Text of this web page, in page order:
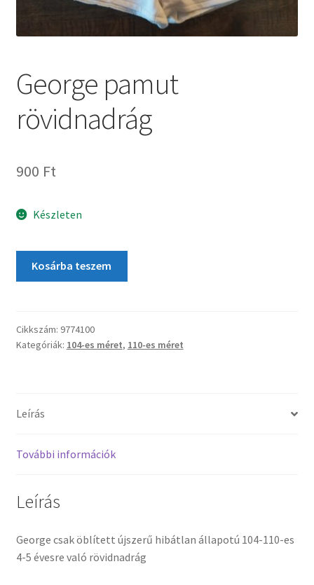
George pamut
rövidnadrág
900 Ft
Készleten
Kosárba teszem
Cikkszám: 9774100
Kategóriák: 104-es méret, 110-es méret
Leírás
További információk
Leírás
George csak öblített újszerű hibátlan állapotú 104-110-es
4-5 évesre való rövidnadrág